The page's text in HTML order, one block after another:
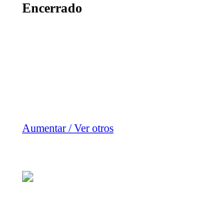
Encerrado
Aumentar / Ver otros